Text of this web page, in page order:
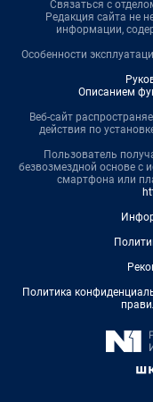
Связаться с
Редакция сайта не
информации,
Особенности
Описанием
Веб-сайт
действия по
Пользователь
безвозмездной основе с
смартфона или
Политика